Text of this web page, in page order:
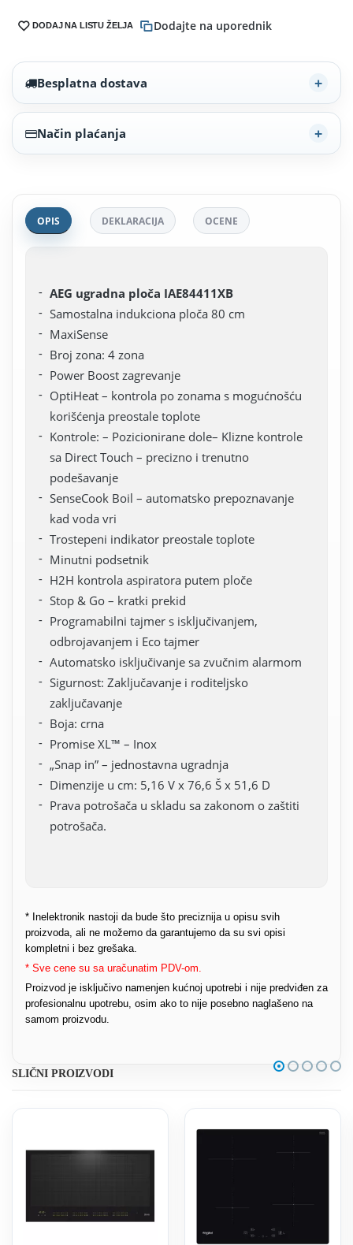
DODAJ NA LISTU ŽELJA Dodajte na uporednik
Besplatna dostava
Način plaćanja
OPIS DEKLARACIJA OCENE
AEG ugradna ploča IAE84411XB
Samostalna indukciona ploča 80 cm
MaxiSense
Broj zona: 4 zona
Power Boost zagrevanje
OptiHeat – kontrola po zonama s mogućnošću
korišćenja preostale toplote
Kontrole: – Pozicionirane dole– Klizne kontrole
sa Direct Touch – precizno i trenutno
podešavanje
SenseCook Boil – automatsko prepoznavanje
kad voda vri
Trostepeni indikator preostale toplote
Minutni podsetnik
H2H kontrola aspiratora putem ploče
Stop & Go – kratki prekid
Programabilni tajmer s isključivanjem,
odbrojavanjem i Eco tajmer
Automatsko isključivanje sa zvučnim alarmom
Sigurnost: Zaključavanje i roditeljsko
zaključavanje
Boja: crna
Promise XL™ – Inox
„Snap in” – jednostavna ugradnja
Dimenzije u cm: 5,16 V x 76,6 Š x 51,6 D
Prava potrošača u skladu sa zakonom o zaštiti
potrošača.
* Inelektronik nastoji da bude što preciznija u opisu svih
proizvoda, ali ne možemo da garantujemo da su svi opisi
kompletni i bez grešaka.
* Sve cene su sa uračunatim PDV-om.
Proizvod je isključivo namenjen kućnoj upotrebi i nije predviđen za
profesionalnu upotrebu, osim ako to nije posebno naglašeno na
samom proizvodu.
SLIČNI PROIZVODI